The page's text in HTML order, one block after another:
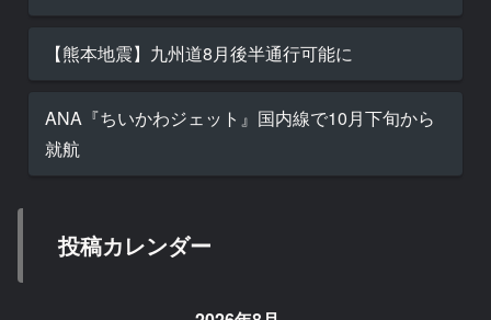
【熊本地震】九州道8月後半通行可能に
ANA『ちいかわジェット』国内線で10月下旬から
就航
投稿カレンダー